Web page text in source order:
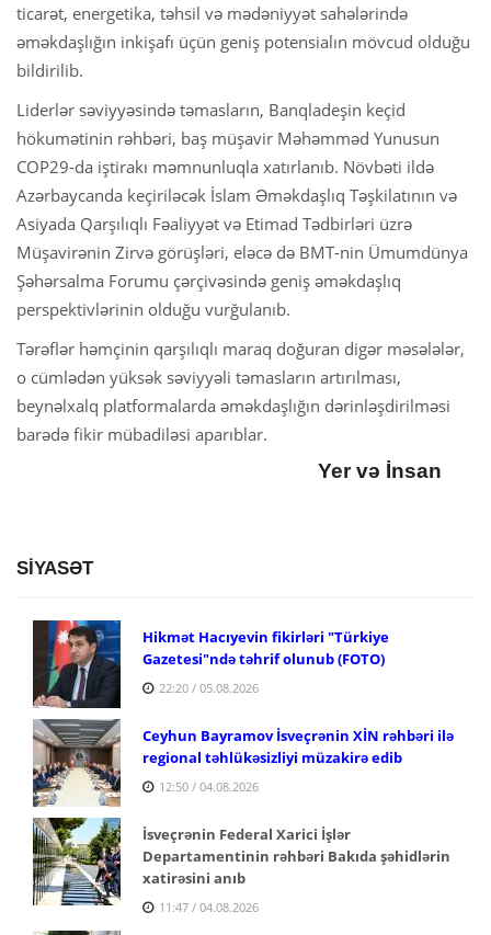
ticarət, energetika, təhsil və mədəniyyət sahələrində
əməkdaşlığın inkişafı üçün geniş potensialın mövcud olduğu
bildirilib.
Liderlər səviyyəsində təmasların, Banqladeşin keçid
hökumətinin rəhbəri, baş müşavir Məhəmməd Yunusun
COP29-da iştirakı məmnunluqla xatırlanıb. Növbəti ildə
Azərbaycanda keçiriləcək İslam Əməkdaşlıq Təşkilatının və
Asiyada Qarşılıqlı Fəaliyyət və Etimad Tədbirləri üzrə
Müşavirənin Zirvə görüşləri, eləcə də BMT-nin Ümumdünya
Şəhərsalma Forumu çərçivəsində geniş əməkdaşlıq
perspektivlərinin olduğu vurğulanıb.
Tərəflər həmçinin qarşılıqlı maraq doğuran digər məsələlər,
o cümlədən yüksək səviyyəli təmasların artırılması,
beynəlxalq platformalarda əməkdaşlığın dərinləşdirilməsi
barədə fikir mübadiləsi aparıblar.
Yer və İnsan
SİYASƏT
Hikmət Hacıyevin fikirləri "Türkiye
Gazetesi"ndə təhrif olunub (FOTO)
22:20 / 05.08.2026
Ceyhun Bayramov İsveçrənin XİN rəhbəri ilə
regional təhlükəsizliyi müzakirə edib
12:50 / 04.08.2026
İsveçrənin Federal Xarici İşlər
Departamentinin rəhbəri Bakıda şəhidlərin
xatirəsini anıb
11:47 / 04.08.2026